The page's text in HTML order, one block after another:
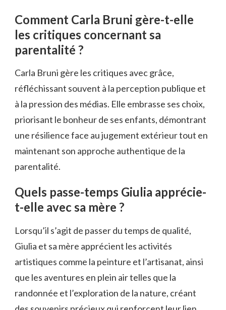
Comment Carla Bruni gère-t-elle
les critiques concernant sa
parentalité ?
Carla Bruni gère les critiques avec grâce,
réfléchissant souvent à la perception publique et
à la pression des médias. Elle embrasse ses choix,
priorisant le bonheur de ses enfants, démontrant
une résilience face au jugement extérieur tout en
maintenant son approche authentique de la
parentalité.
Quels passe-temps Giulia apprécie-
t-elle avec sa mère ?
Lorsqu’il s’agit de passer du temps de qualité,
Giulia et sa mère apprécient les activités
artistiques comme la peinture et l’artisanat, ainsi
que les aventures en plein air telles que la
randonnée et l’exploration de la nature, créant